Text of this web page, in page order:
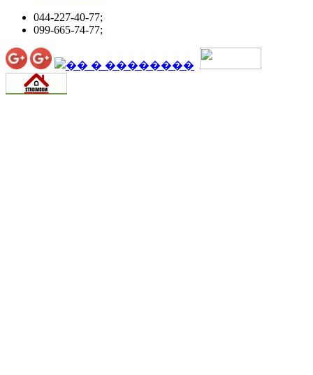
044-227-40-77;
099-665-74-77;